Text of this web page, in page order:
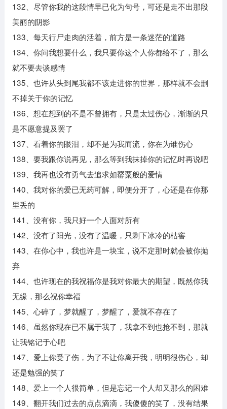
132、尽管你我的这段情早已化为句号，可还是走不出那段
美丽的阴影
133、每天行尸走肉的活着，前方是一条迷茫的道路
134、你问我想要什么，我只要你这个人你都给不了，那么
就不要去谈感情
135、也许从头到尾我都不该走进你的世界，那样就不会删
不掉关于你的记忆
136、想在想到的不是不曾拥有，只是太过伤心，渐渐的只
是不愿意提及罢了
137、看着你的眼泪，却不是为我而流，你在为谁伤心
138、要我跟你说再见，那么等到我抹掉你的记忆时再说吧
139、我再也没有勇气去追求如罂粟般的爱情
140、我对你的爱已无药可解，即便分开了，心还是在你那
里丢的
141、没有你，我只好一个人面对所有
142、没有了阳光，没有了温暖，只剩下冰冷的枯窖
143、在你心中，我也许是一块宝，说不定那时就会被你抛
弃
144、也许现在的我祝福你是我对你最大的期望，既然你我
无缘，那么祝你幸福
145、心碎了，梦就醒了，梦醒了，爱就不存在了
146、虽然你现在已不属于我了，我拿不到也抢不到，那就
让我铭记于心吧
147、爱上你受了伤，为了不让你离开我，明明很伤心，却
还是勉强的笑了
148、爱上一个人很简单，但是忘记一个人却又那么的困难
149、翻开我们过去的点点滴滴，我傻傻的笑了，没有结果